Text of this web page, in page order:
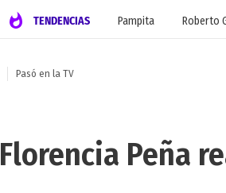
TENDENCIAS Pampita Roberto
Pasó en la TV
Florencia Peña